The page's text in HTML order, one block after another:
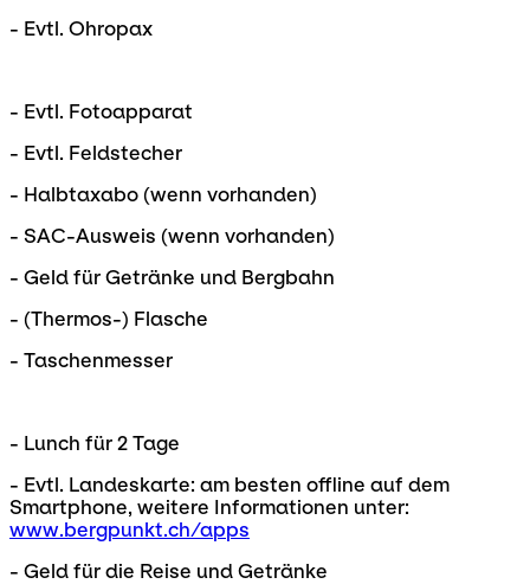
- Evtl. Ohropax
- Evtl. Fotoapparat
- Evtl. Feldstecher
- Halbtaxabo (wenn vorhanden)
- SAC-Ausweis (wenn vorhanden)
- Geld für Getränke und Bergbahn
- (Thermos-) Flasche
- Taschenmesser
- Lunch für 2 Tage
- Evtl. Landeskarte: am besten offline auf dem
Smartphone, weitere Informationen unter:
www.bergpunkt.ch/apps
- Geld für die Reise und Getränke